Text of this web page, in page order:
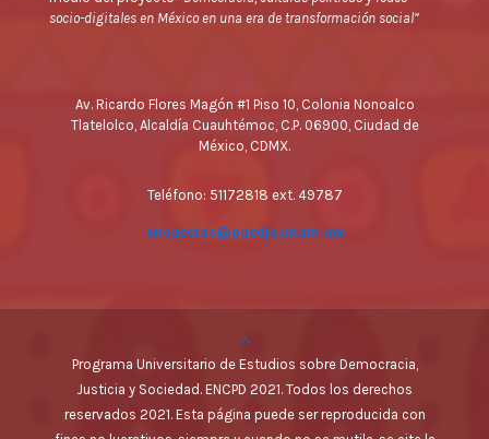
socio-digitales en México en una era de transformación social”
Av. Ricardo Flores Magón #1 Piso 10, Colonia Nonoalco
Tlatelolco, Alcaldía Cuauhtémoc, C.P. 06900, Ciudad de
México, CDMX.
Teléfono: 51172818 ext. 49787
encuestas@puedjs.unam.mx
Programa Universitario de Estudios sobre Democracia,
Justicia y Sociedad. ENCPD 2021. Todos los derechos
reservados 2021. Esta página puede ser reproducida con